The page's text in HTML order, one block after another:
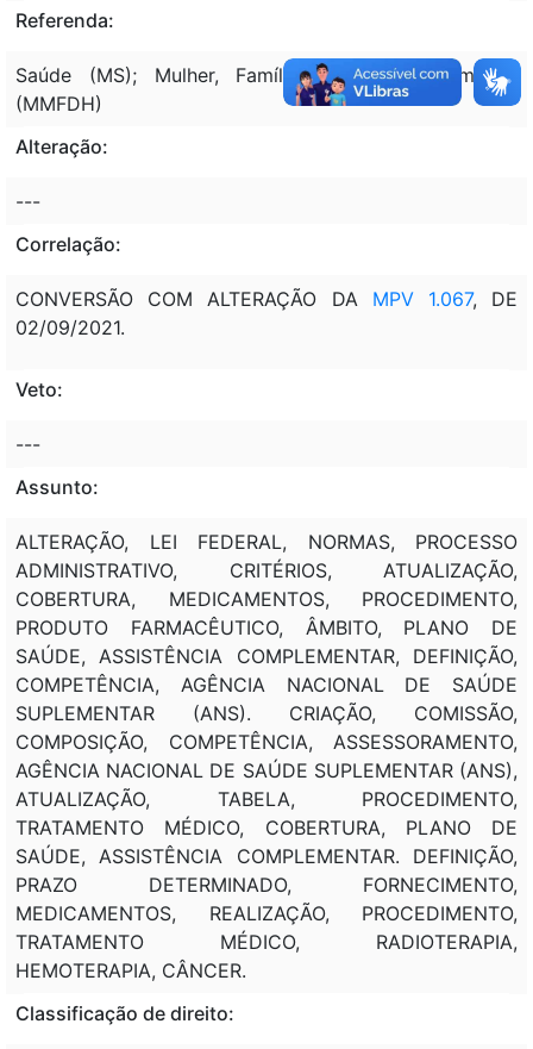
Referenda:
Saúde (MS); Mulher, Família e Direitos Humanos
(MMFDH)
Alteração:
---
Correlação:
CONVERSÃO COM ALTERAÇÃO DA MPV 1.067, DE
02/09/2021.
Veto:
---
Assunto:
ALTERAÇÃO, LEI FEDERAL, NORMAS, PROCESSO
ADMINISTRATIVO, CRITÉRIOS, ATUALIZAÇÃO,
COBERTURA, MEDICAMENTOS, PROCEDIMENTO,
PRODUTO FARMACÊUTICO, ÂMBITO, PLANO DE
SAÚDE, ASSISTÊNCIA COMPLEMENTAR, DEFINIÇÃO,
COMPETÊNCIA, AGÊNCIA NACIONAL DE SAÚDE
SUPLEMENTAR (ANS). CRIAÇÃO, COMISSÃO,
COMPOSIÇÃO, COMPETÊNCIA, ASSESSORAMENTO,
AGÊNCIA NACIONAL DE SAÚDE SUPLEMENTAR (ANS),
ATUALIZAÇÃO, TABELA, PROCEDIMENTO,
TRATAMENTO MÉDICO, COBERTURA, PLANO DE
SAÚDE, ASSISTÊNCIA COMPLEMENTAR. DEFINIÇÃO,
PRAZO DETERMINADO, FORNECIMENTO,
MEDICAMENTOS, REALIZAÇÃO, PROCEDIMENTO,
TRATAMENTO MÉDICO, RADIOTERAPIA,
HEMOTERAPIA, CÂNCER.
Classificação de direito: